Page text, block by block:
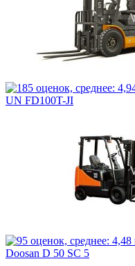
UN FD100T-JI
Doosan D 50 SC 5